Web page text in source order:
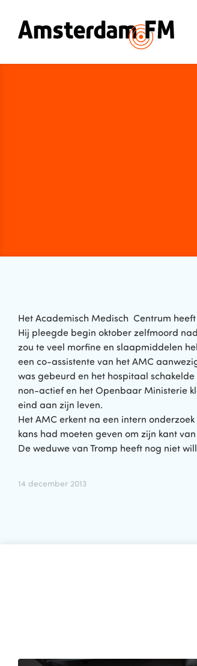
Het Academisch Medisch Centrum
Hij pleegde begin oktober zelfmoord
zou te veel morfine en slaapmiddelen
een co-assistente van het AMC
was gebeurd en het hospitaal
non-actief en het Openbaar Ministerie
eind aan zijn leven.
Het AMC erkent na een intern
kans had moeten geven om zijn kant
De weduwe van Tromp heeft nog niet
14 december 2013